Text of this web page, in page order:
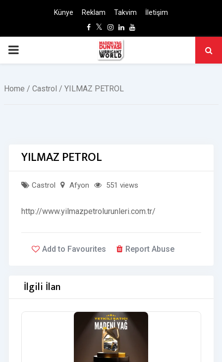
Künye Reklam Takvim
İletişim
Facebook
Twitter
Instagram
LinkedinYoutube
PRIMARY
Home / Castrol / YILMAZ PETROL
YILMAZ PETROL
Castrol Afyon 551 views
http://www.yilmazpetrolurunleri.com.tr/
Add to Favourites Report Abuse
İlgili İlan